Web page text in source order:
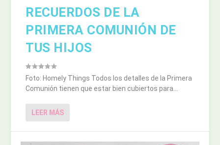
RECUERDOS DE LA
PRIMERA COMUNIÓN DE
TUS HIJOS
Foto: Homely Things Todos los detalles de la Primera
Comunión tienen que estar bien cubiertos para...
LEER MÁS